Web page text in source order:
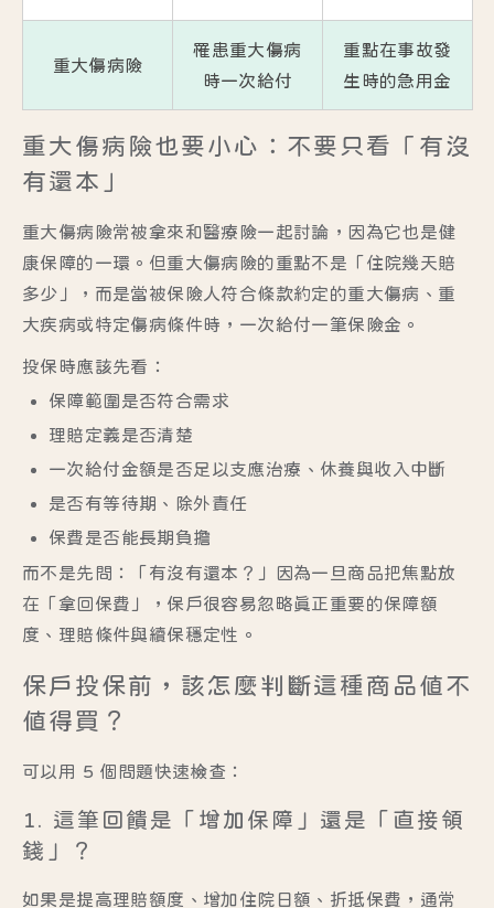
重大傷病險
罹患重大傷病
時一次給付
重點在事故發
生時的急用金
重大傷病險也要小心：不要只看「有沒
有還本」
重大傷病險常被拿來和醫療險一起討論，因為它也是健
康保障的一環。但重大傷病險的重點不是「住院幾天賠
多少」，而是當被保險人符合條款約定的重大傷病、重
大疾病或特定傷病條件時，一次給付一筆保險金。
投保時應該先看：
保障範圍是否符合需求
理賠定義是否清楚
一次給付金額是否足以支應治療、休養與收入中斷
是否有等待期、除外責任
保費是否能長期負擔
而不是先問：「有沒有還本？」因為一旦商品把焦點放
在「拿回保費」，保戶很容易忽略真正重要的保障額
度、理賠條件與續保穩定性。
保戶投保前，該怎麼判斷這種商品值不
值得買？
可以用 5 個問題快速檢查：
1. 這筆回饋是「增加保障」還是「直接領
錢」？
如果是提高理賠額度、增加住院日額、折抵保費，通常